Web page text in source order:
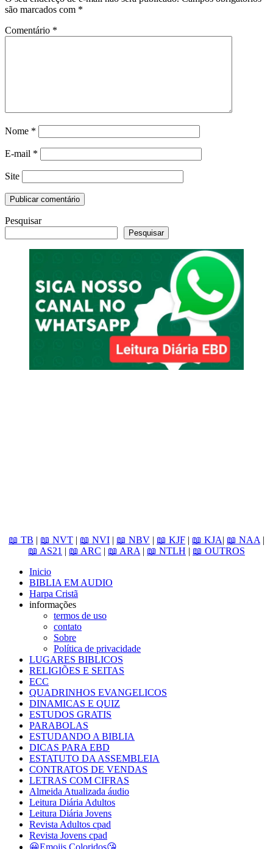
são marcados com *
Comentário *
Nome *
E-mail *
Site
Pesquisar
Pesquisar
📖 TB | 📖 NVT | 📖 NVI | 📖 NBV | 📖 KJF | 📖 KJA| 📖 NAA |
📖 AS21 | 📖 ARC | 📖 ARA | 📖 NTLH | 📖 OUTROS
Inicio
BIBLIA EM AUDIO
Harpa Cristã
informações
termos de uso
contato
Sobre
Política de privacidade
LUGARES BIBLICOS
RELIGIÕES E SEITAS
ECC
QUADRINHOS EVANGELICOS
DINAMICAS E QUIZ
ESTUDOS GRATIS
PARABOLAS
ESTUDANDO A BIBLIA
DICAS PARA EBD
ESTATUTO DA ASSEMBLEIA
CONTRATOS DE VENDAS
LETRAS COM CIFRAS
Almeida Atualizada áudio
Leitura Diária Adultos
Leitura Diária Jovens
Revista Adultos cpad
Revista Jovens cpad
😀Emojis Coloridos😘